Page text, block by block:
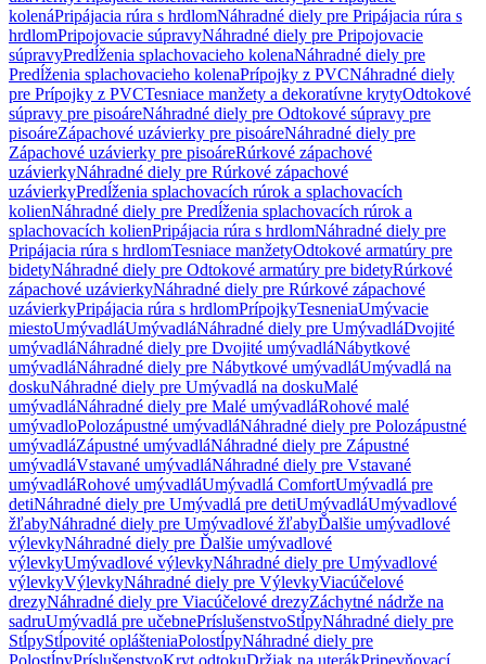
kolenáPripájacia rúra s hrdlomNáhradné diely pre Pripájacia rúra s
hrdlomPripojovacie súpravyNáhradné diely pre Pripojovacie
súpravyPredĺženia splachovacieho kolenaNáhradné diely pre
Predĺženia splachovacieho kolenaPrípojky z PVCNáhradné diely
pre Prípojky z PVCTesniace manžety a dekoratívne krytyOdtokové
súpravy pre pisoáreNáhradné diely pre Odtokové súpravy pre
pisoáreZápachové uzávierky pre pisoáreNáhradné diely pre
Zápachové uzávierky pre pisoáreRúrkové zápachové
uzávierkyNáhradné diely pre Rúrkové zápachové
uzávierkyPredĺženia splachovacích rúrok a splachovacích
kolienNáhradné diely pre Predĺženia splachovacích rúrok a
splachovacích kolienPripájacia rúra s hrdlomNáhradné diely pre
Pripájacia rúra s hrdlomTesniace manžetyOdtokové armatúry pre
bidetyNáhradné diely pre Odtokové armatúry pre bidetyRúrkové
zápachové uzávierkyNáhradné diely pre Rúrkové zápachové
uzávierkyPripájacia rúra s hrdlomPrípojkyTesneniaUmývacie
miestoUmývadláUmývadláNáhradné diely pre UmývadláDvojité
umývadláNáhradné diely pre Dvojité umývadláNábytkové
umývadláNáhradné diely pre Nábytkové umývadláUmývadlá na
doskuNáhradné diely pre Umývadlá na doskuMalé
umývadláNáhradné diely pre Malé umývadláRohové malé
umývadloPolozápustné umývadláNáhradné diely pre Polozápustné
umývadláZápustné umývadláNáhradné diely pre Zápustné
umývadláVstavané umývadláNáhradné diely pre Vstavané
umývadláRohové umývadláUmývadlá ComfortUmývadlá pre
detiNáhradné diely pre Umývadlá pre detiUmývadláUmývadlové
žľabyNáhradné diely pre Umývadlové žľabyĎalšie umývadlové
výlevkyNáhradné diely pre Ďalšie umývadlové
výlevkyUmývadlové výlevkyNáhradné diely pre Umývadlové
výlevkyVýlevkyNáhradné diely pre VýlevkyViacúčelové
drezyNáhradné diely pre Viacúčelové drezyZáchytné nádrže na
sadruUmývadlá pre učebnePríslušenstvoStĺpyNáhradné diely pre
StĺpyStĺpovité oplášteniaPolostĺpyNáhradné diely pre
PolostĺpyPríslušenstvoKryt odtokuDržiak na uterákPripevňovací